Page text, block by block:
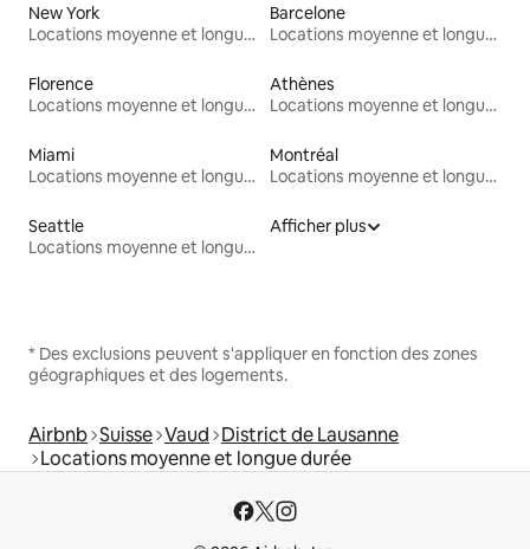
New York
Locations moyenne et longue durée
Barcelone
Locations moyenne et longue durée
Florence
Locations moyenne et longue durée
Athènes
Locations moyenne et longue durée
Miami
Locations moyenne et longue durée
Montréal
Locations moyenne et longue durée
Seattle
Locations moyenne et longue durée
Afficher plus
* Des exclusions peuvent s'appliquer en fonction des zones
géographiques et des logements.
Airbnb Suisse Vaud District de Lausanne
Locations moyenne et longue durée